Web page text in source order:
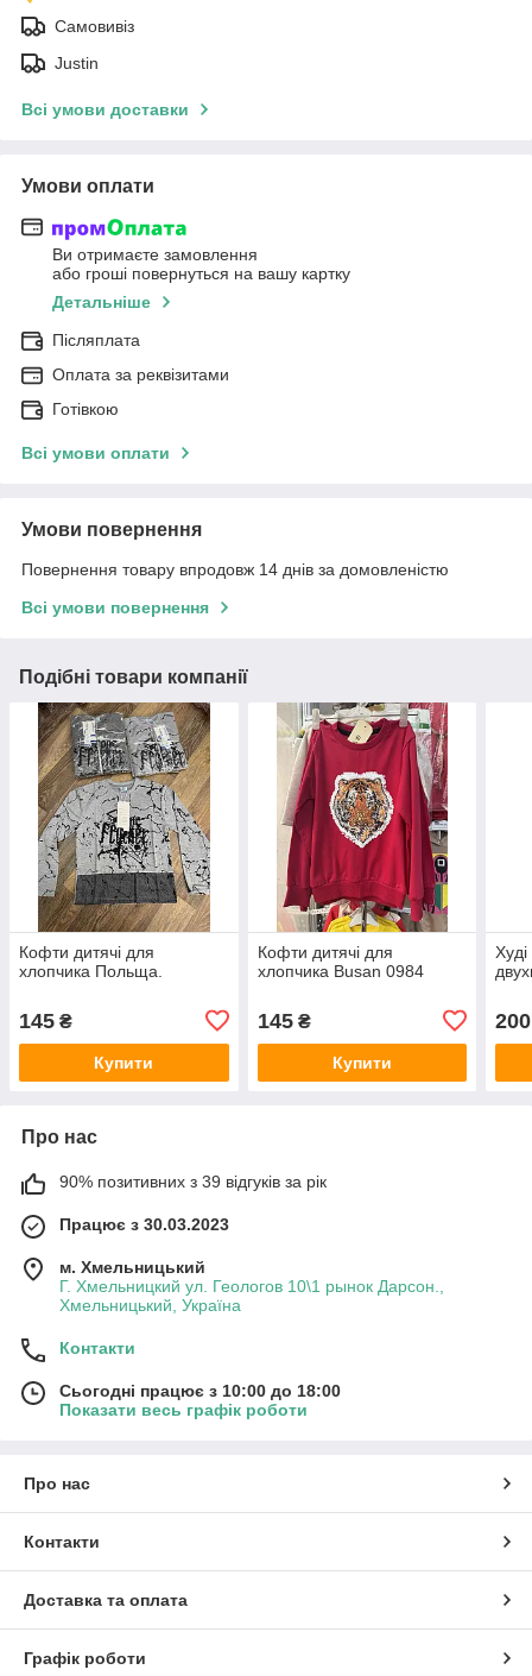
Самовивіз
Justin
Всі умови доставки
Умови оплати
Ви отримаєте замовлення
або гроші повернуться на вашу картку
Детальніше
Післяплата
Оплата за реквізитами
Готівкою
Всі умови оплати
Умови повернення
Повернення товару впродовж 14 днів за домовленістю
Всі умови повернення
Подібні товари компанії
Кофти дитячі для
хлопчика Польща.
145 ₴
Купити
Кофти дитячі для
хлопчика Busan 0984
145₴
Купити
200
Про нас
90% позитивних з 39 відгуків за рік
Працює з 30.03.2023
м. Хмельницький
Г. Хмельницкий ул. Геологов 10\1 рынок Дарсон.,
Хмельницький, Україна
Контакти
Сьогодні працює з 10:00 до 18:00
Показати весь графік роботи
Про нас
Контакти
Доставка та оплата
Графік роботи